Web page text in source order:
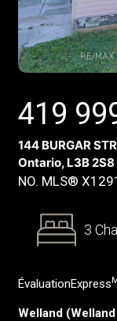
419
144 BURGAR
Ontario, L3B 2S8
NO. MLS®
3
ÉvaluationExpress
Welland